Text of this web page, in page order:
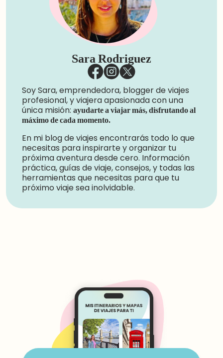
Sara Rodriguez
Soy Sara, emprendedora, blogger de viajes
profesional, y viajera apasionada con una
única misión: ayudarte a viajar más, disfrutando al
máximo de cada momento.
En mi blog de viajes encontrarás todo lo que
necesitas para inspirarte y organizar tu
próxima aventura desde cero. Información
práctica, guías de viaje, consejos, y todas las
herramientas que necesitas para que tu
próximo viaje sea inolvidable.